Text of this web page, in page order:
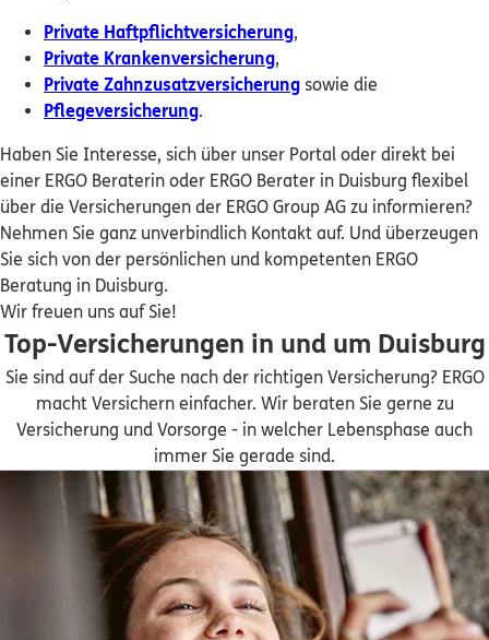
Stefan Panzog
Am Handwerkshof 2,47269 Duisburg (6.4 km)
Homepage besuchen
ERGO
Ibrahim Öksüz
Emscherstr. 211,47166 Duisburg (6.7 km)
Homepage besuchen
Murat Özcan
Emscherstr. 211 47166 Duisburg(6.7 km)
Homepage besuchen
ERGO
Georg Rüttermann
Römerstr. 404 ,47441 Moers(6.8 km)
Homepage besuchen
ERGO
Zhongnan Huang
Brunnenstr. 51 , 70372 Stuttgart (6.9 km)
Homepage besuchen
Private Haftpflichtversicherung,
Private Krankenversicherung,
Private Zahnzusatzversicherung sowie die
Pflegeversicherung.
Haben Sie Interesse, sich über unser Portal oder direkt bei
einer ERGO Beraterin oder ERGO Berater in Duisburg flexibel
über die Versicherungen der ERGO Group AG zu informieren?
Nehmen Sie ganz unverbindlich Kontakt auf. Und überzeugen
Sie sich von der persönlichen und kompetenten ERGO
Beratung in Duisburg.
Wir freuen uns auf Sie!
Top-Versicherungen in und um Duisburg
Sie sind auf der Suche nach der richtigen Versicherung? ERGO
macht Versichern einfacher. Wir beraten Sie gerne zu
Versicherung und Vorsorge - in welcher Lebensphase auch
immer Sie gerade sind.